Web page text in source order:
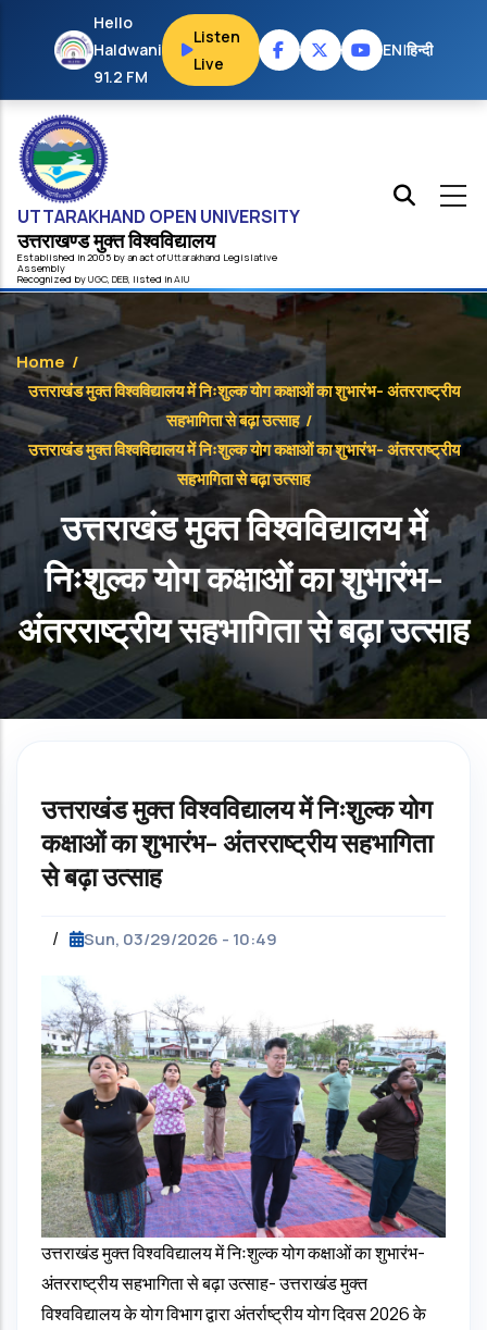
Skip to main content
Hello
Haldwani
91.2 FM
Listen
Live
EN|हिन्दी
UTTARAKHAND OPEN UNIVERSITY
उत्तराखण्ड मुक्त विश्‍वविद्यालय
Established in 2005 by an act ofUttarakhand Legislative
Assembly
Recognized byUGC, DEB, listed inAIU
Home /
उत्तराखंड मुक्त विश्वविद्यालय में निःशुल्क योग कक्षाओं का शुभारंभ- अंतरराष्ट्रीय
सहभागिता से बढ़ा उत्साह /
उत्तराखंड मुक्त विश्वविद्यालय में निःशुल्क योग कक्षाओं का शुभारंभ- अंतरराष्ट्रीय
सहभागिता से बढ़ा उत्साह
उत्तराखंड मुक्त विश्वविद्यालय में
निःशुल्क योग कक्षाओं का शुभारंभ-
अंतरराष्ट्रीय सहभागिता से बढ़ा उत्साह
उत्तराखंड मुक्त विश्वविद्यालय में निःशुल्क योग
कक्षाओं का शुभारंभ- अंतरराष्ट्रीय सहभागिता
से बढ़ा उत्साह
/ Sun, 03/29/2026 - 10:49
उत्तराखंड मुक्त विश्वविद्यालय में निःशुल्क योग कक्षाओं का शुभारंभ-
अंतरराष्ट्रीय सहभागिता से बढ़ा उत्साह- उत्तराखंड मुक्त
विश्वविद्यालय के योग विभाग द्वारा अंतर्राष्ट्रीय योग दिवस 2026 के